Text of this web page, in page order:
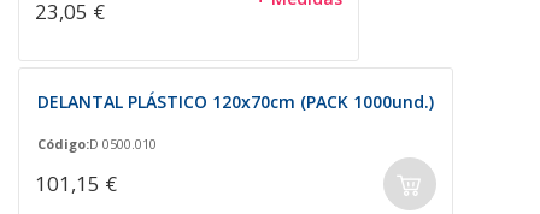
23,05 €
DELANTAL PLÁSTICO 120x70cm (PACK 1000und.)
Código:D 0500.010
101,15 €